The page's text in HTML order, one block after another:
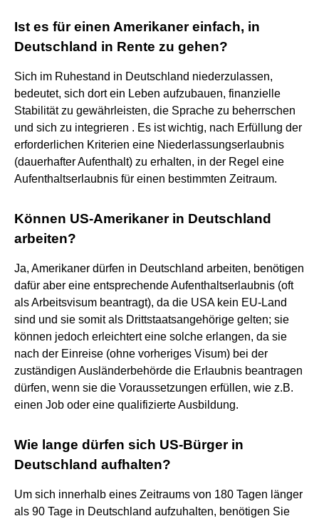
Ist es für einen Amerikaner einfach, in
Deutschland in Rente zu gehen?
Sich im Ruhestand in Deutschland niederzulassen,
bedeutet, sich dort ein Leben aufzubauen, finanzielle
Stabilität zu gewährleisten, die Sprache zu beherrschen
und sich zu integrieren . Es ist wichtig, nach Erfüllung der
erforderlichen Kriterien eine Niederlassungserlaubnis
(dauerhafter Aufenthalt) zu erhalten, in der Regel eine
Aufenthaltserlaubnis für einen bestimmten Zeitraum.
Können US-Amerikaner in Deutschland
arbeiten?
Ja, Amerikaner dürfen in Deutschland arbeiten, benötigen
dafür aber eine entsprechende Aufenthaltserlaubnis (oft
als Arbeitsvisum beantragt), da die USA kein EU-Land
sind und sie somit als Drittstaatsangehörige gelten; sie
können jedoch erleichtert eine solche erlangen, da sie
nach der Einreise (ohne vorheriges Visum) bei der
zuständigen Ausländerbehörde die Erlaubnis beantragen
dürfen, wenn sie die Voraussetzungen erfüllen, wie z.B.
einen Job oder eine qualifizierte Ausbildung.
Wie lange dürfen sich US-Bürger in
Deutschland aufhalten?
Um sich innerhalb eines Zeitraums von 180 Tagen länger
als 90 Tage in Deutschland aufzuhalten, benötigen Sie